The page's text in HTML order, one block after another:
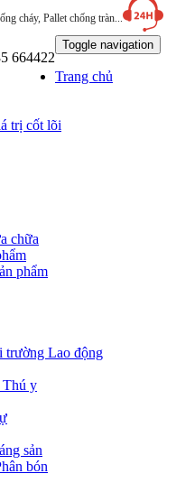
cháy, Pallet chống tràn...
hàng
664422
Toggle navigation
Trang chủ
trị cốt lõi
chữa
phẩm
trường Lao động
Thú y
sản
bón